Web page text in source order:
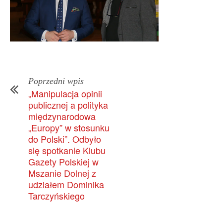
Poprzedni wpis
„Manipulacja opinii
publicznej a polityka
międzynarodowa
„Europy” w stosunku
do Polski”. Odbyło
się spotkanie Klubu
Gazety Polskiej w
Mszanie Dolnej z
udziałem Dominika
Tarczyńskiego